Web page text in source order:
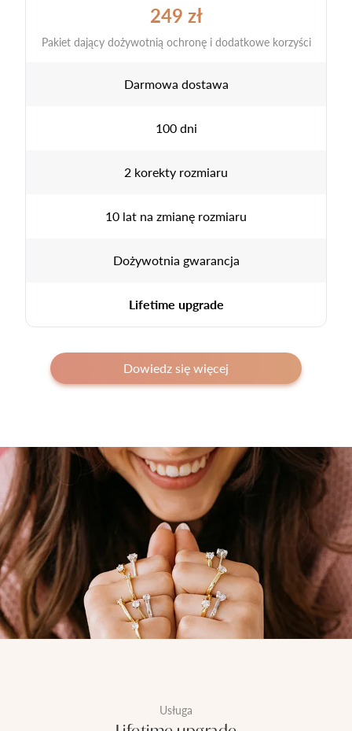
249 zł
Pakiet dający dożywotnią ochronę i dodatkowe korzyści
Darmowa dostawa
100 dni
2 korekty rozmiaru
10 lat na zmianę rozmiaru
Dożywotnia gwarancja
Lifetime upgrade
Dowiedz się więcej
Usługa